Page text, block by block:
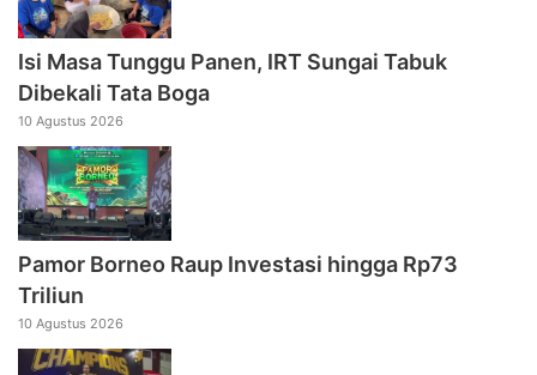
Isi Masa Tunggu Panen, IRT Sungai Tabuk
Dibekali Tata Boga
10 Agustus 2026
Pamor Borneo Raup Investasi hingga Rp73
Triliun
10 Agustus 2026